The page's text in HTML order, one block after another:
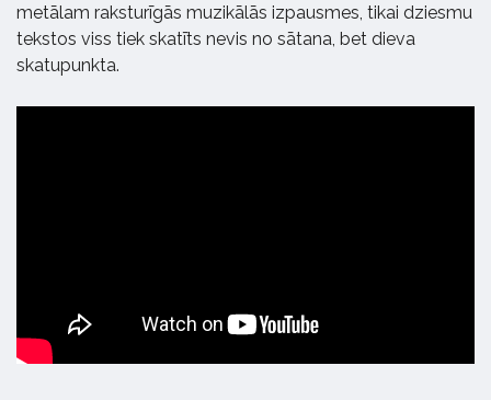
metālam raksturīgās muzikālās izpausmes, tikai dziesmu
tekstos viss tiek skatīts nevis no sātana, bet dieva
skatupunkta.